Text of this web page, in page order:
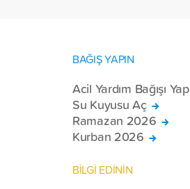
BAĞIŞ YAPIN
Acil Yardım Bağışı Yap
Su Kuyusu Aç
Ramazan 2026
Kurban 2026
BİLGİ EDİNİN